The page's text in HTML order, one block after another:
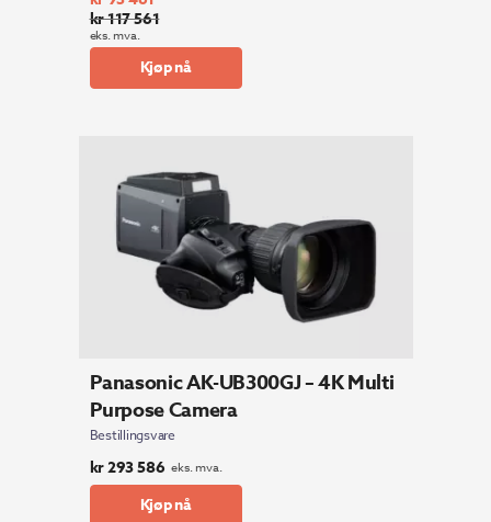
kr117 561
Opprinnelig
pris
Nåværende
pris
eks. mva.
Kjøp nå
Panasonic AK-UB300GJ – 4K Multi
Purpose Camera
Bestillingsvare
kr293 586 eks. mva.
Kjøp nå